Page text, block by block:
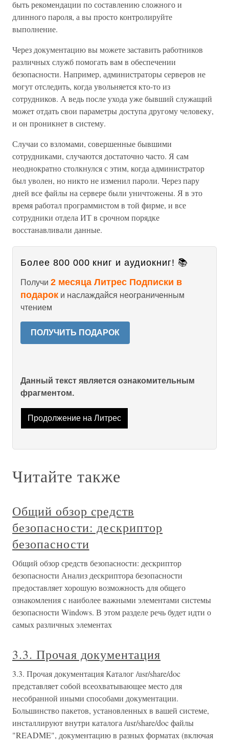
быть рекомендации по составлению сложного и
длинного пароля, а вы просто контролируйте
выполнение.
Через документацию вы можете заставить работников
различных служб помогать вам в обеспечении
безопасности. Например, администраторы серверов не
могут отследить, когда увольняется кто-то из
сотрудников. А ведь после ухода уже бывший служащий
может отдать свои параметры доступа другому человеку,
и он проникнет в систему.
Случаи со взломами, совершенные бывшими
сотрудниками, случаются достаточно часто. Я сам
неоднократно столкнулся с этим, когда администратор
был уволен, но никто не изменил пароли. Через пару
дней все файлы на сервере были уничтожены. Я в это
время работал программистом в той фирме, и все
сотрудники отдела ИТ в срочном порядке
восстанавливали данные.
Более 800 000 книг и аудиокниг! 📚
Получи 2 месяца Литрес Подписки в
подарок и наслаждайся неограниченным
чтением
ПОЛУЧИТЬ ПОДАРОК
Данный текст является ознакомительным
фрагментом.
Продолжение на Литрес
Читайте также
Общий обзор средств
безопасности: дескриптор
безопасности
Общий обзор средств безопасности: дескриптор
безопасности Анализ дескриптора безопасности
предоставляет хорошую возможность для общего
ознакомления с наиболее важными элементами системы
безопасности Windows. В этом разделе речь будет идти о
самых различных элементах
3.3. Прочая документация
3.3. Прочая документация Каталог /usr/share/doc
представляет собой всеохватывающее место для
несобранной иными способами документации.
Большинство пакетов, установленных в вашей системе,
инсталлируют внутри каталога /usr/share/doc файлы
"README", документацию в разных форматах (включая